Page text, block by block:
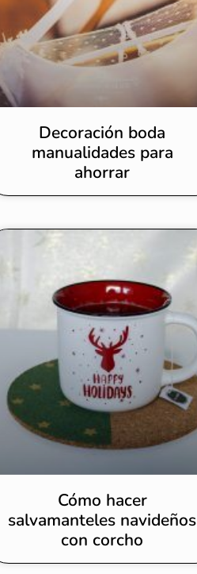
Decoración boda
manualidades para
ahorrar
Cómo hacer
salvamanteles navideños
con corcho